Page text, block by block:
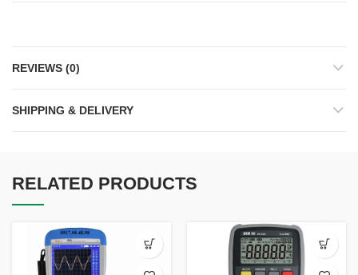
REVIEWS (0)
SHIPPING & DELIVERY
RELATED PRODUCTS